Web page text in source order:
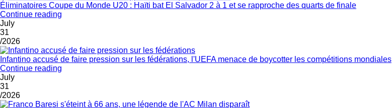
Éliminatoires Coupe du Monde U20 : Haïti bat El Salvador 2 à 1 et se rapproche des quarts de finale
Continue reading
July
31
/2026
Infantino accusé de faire pression sur les fédérations, l'UEFA menace de boycotter les compétitions mondiales
Continue reading
July
31
/2026